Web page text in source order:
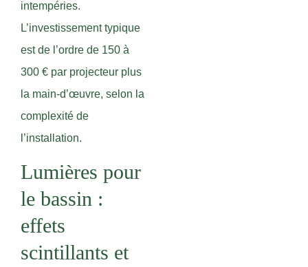
intempéries.
L’investissement typique
est de l’ordre de 150 à
300 € par projecteur plus
la main-d’œuvre, selon la
complexité de
l’installation.
Lumières pour
le bassin :
effets
scintillants et